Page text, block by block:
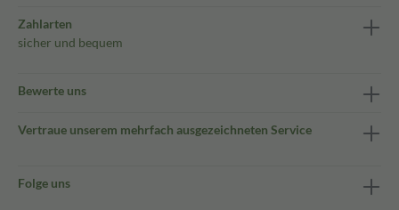
Zahlarten
sicher und bequem
Bewerte uns
Vertraue unserem mehrfach ausgezeichneten Service
Folge uns